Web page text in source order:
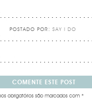
POSTADO POR: SAY I DO
COMENTE ESTE POST
obrigatórios são marcados com *